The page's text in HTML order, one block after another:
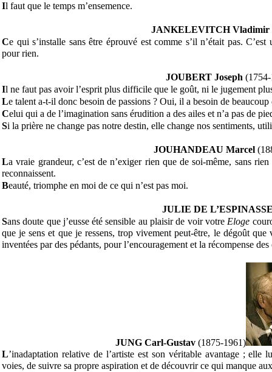
Il faut que le temps m’ensemence.
JANKELEVITCH Vladimir
Ce qui s’installe sans être éprouvé est comme s’il n’était pas.
pour rien.
JOUBERT Joseph
Il ne faut pas avoir l’esprit plus difficile que le goût, ni le jugement
Le talent a-t-il donc besoin de passions ? Oui, il a besoin de beaucoup
Celui qui a de l’imagination sans érudition a des ailes et n’a pas de
Si la prière ne change pas notre destin, elle change nos sentiments,
JOUHANDEAU Marcel
La vraie grandeur, c’est de n’exiger rien que de soi-même, sans
reconnaissent.
Beauté, triomphe en moi de ce qui n’est pas moi.
JULIE DE
Sans doute que j’eusse été sensible au plaisir de voir votre Eloge
que je sens et que je ressens, trop vivement peut-être, le dégoût que
inventées par des pédants, pour l’encouragement et la récompense
JUNG Carl-Gustav(1875-1961)
L’inadaptation relative de l’artiste est son véritable avantage ; elle
voies, de suivre sa propre aspiration et de découvrir ce qui manque